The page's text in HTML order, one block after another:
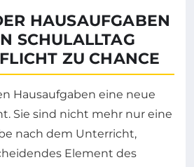
HAUSAUFGABEN
SCHULALLTAG
ZU CHANCE
Hausaufgaben eine neue
Sie sind nicht mehr nur eine
nach dem Unterricht,
Element des